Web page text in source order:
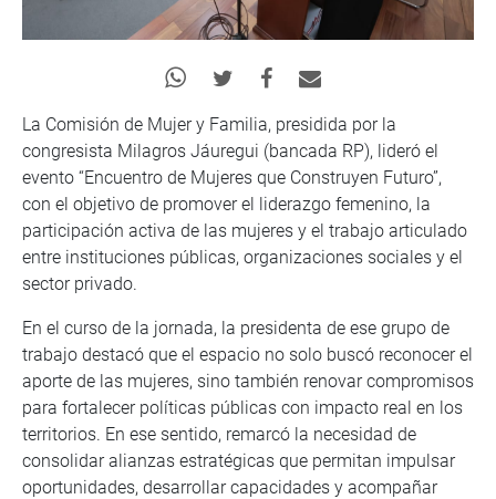
La Comisión de Mujer y Familia, presidida por la
congresista Milagros Jáuregui (bancada RP), lideró el
evento “Encuentro de Mujeres que Construyen Futuro”,
con el objetivo de promover el liderazgo femenino, la
participación activa de las mujeres y el trabajo articulado
entre instituciones públicas, organizaciones sociales y el
sector privado.
En el curso de la jornada, la presidenta de ese grupo de
trabajo destacó que el espacio no solo buscó reconocer el
aporte de las mujeres, sino también renovar compromisos
para fortalecer políticas públicas con impacto real en los
territorios. En ese sentido, remarcó la necesidad de
consolidar alianzas estratégicas que permitan impulsar
oportunidades, desarrollar capacidades y acompañar